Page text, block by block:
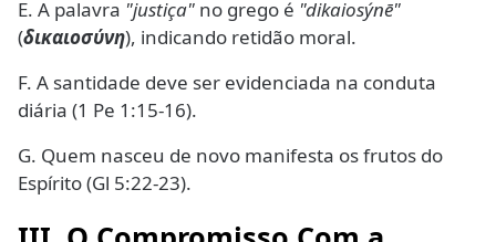
E. A palavra "justiça" no grego é "dikaiosýnē"
(δικαιοσύνη), indicando retidão moral.
F. A santidade deve ser evidenciada na conduta
diária (1 Pe 1:15-16).
G. Quem nasceu de novo manifesta os frutos do
Espírito (Gl 5:22-23).